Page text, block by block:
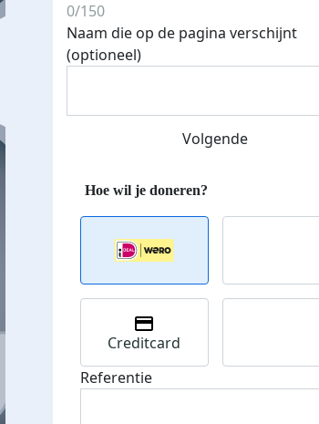
Streefbedrag
0/150
Naam die op de pagina verschijnt
(optioneel)
Volgende
Creditcard
Referentie